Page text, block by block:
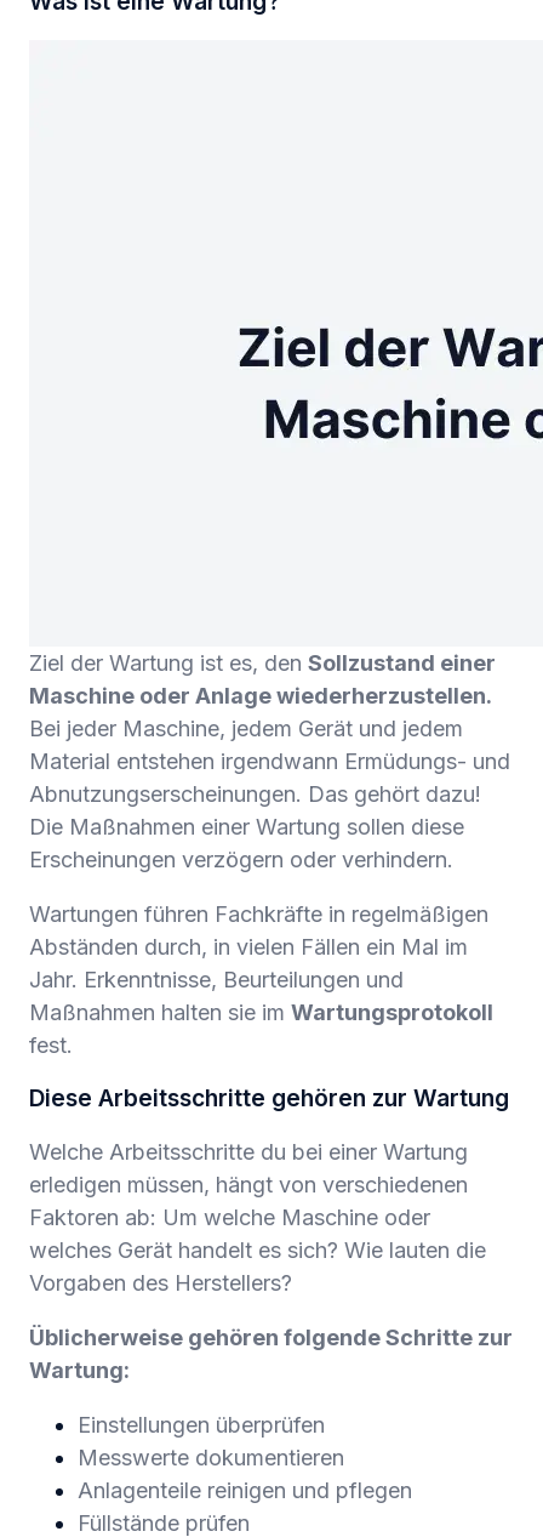
Ziel der Wartung ist es, den Sollzustand einer
Maschine oder Anlage wiederherzustellen.
Bei jeder Maschine, jedem Gerät und jedem
Material entstehen irgendwann Ermüdungs- und
Abnutzungserscheinungen. Das gehört dazu!
Die Maßnahmen einer Wartung sollen diese
Erscheinungen verzögern oder verhindern.
Wartungen führen Fachkräfte in regelmäßigen
Abständen durch, in vielen Fällen ein Mal im
Jahr. Erkenntnisse, Beurteilungen und
Maßnahmen halten sie im Wartungsprotokoll
fest.
Diese Arbeitsschritte gehören zur Wartung
Welche Arbeitsschritte du bei einer Wartung
erledigen müssen, hängt von verschiedenen
Faktoren ab: Um welche Maschine oder
welches Gerät handelt es sich? Wie lauten die
Vorgaben des Herstellers?
Üblicherweise gehören folgende Schritte zur
Wartung:
Einstellungen überprüfen
Messwerte dokumentieren
Anlagenteile reinigen und pflegen
Füllstände prüfen